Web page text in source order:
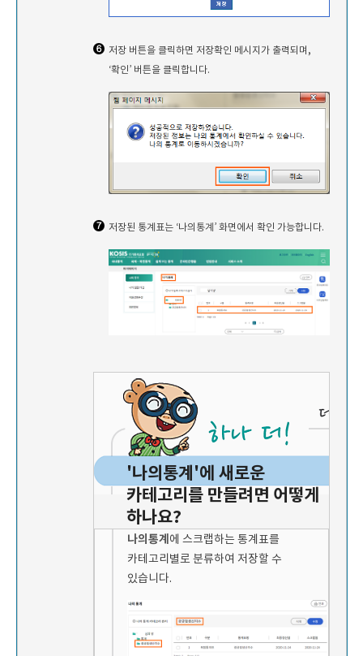
저장 버튼을 클릭하면 저장확인 메시지가 출력되며,
‘확인’ 버튼을 클릭합니다.
저장된 통계표는 ‘나의통계’ 화면에서 확인 가능합니다.
'나의통계'에 새로운
카테고리를 만들려면 어떻게
하나요?
나의통계 에 스크랩하는 통계표를
카테고리별로 분류하여 저장할 수
있습니다.